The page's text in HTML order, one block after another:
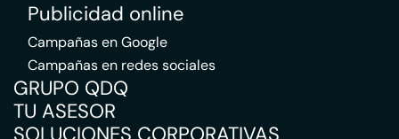
Publicidad online
Campañas en Google
Campañas en redes sociales
GRUPO QDQ
TU ASESOR